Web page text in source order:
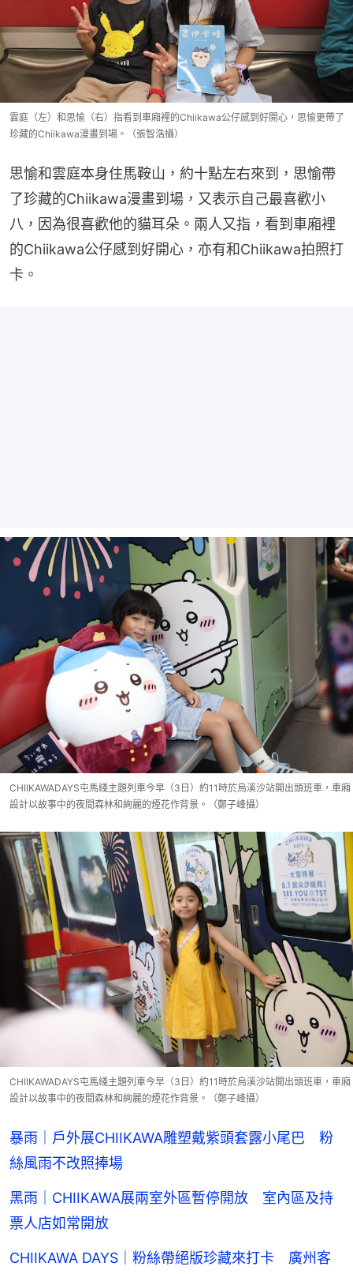
雲庭（左）和思愉（右）指看到車廂裡的Chiikawa公仔感到好開心，思愉更帶了
珍藏的Chiikawa漫畫到場。（張智浩攝）
思愉和雲庭本身住馬鞍山，約十點左右來到，思愉帶
了珍藏的Chiikawa漫畫到場，又表示自己最喜歡小
八，因為很喜歡他的貓耳朵。兩人又指，看到車廂裡
的Chiikawa公仔感到好開心，亦有和Chiikawa拍照打
卡。
CHIIKAWADAYS屯馬綫主題列車今早（3日）約11時於烏溪沙站開出頭班車，車廂
設計以故事中的夜間森林和絢麗的煙花作背景。（鄭子峰攝）
CHIIKAWADAYS屯馬綫主題列車今早（3日）約11時於烏溪沙站開出頭班車，車廂
設計以故事中的夜間森林和絢麗的煙花作背景。（鄭子峰攝）
暴雨｜戶外展CHIIKAWA雕塑戴紫頭套露小尾巴 粉
絲風雨不改照捧場
黑雨｜CHIIKAWA展兩室外區暫停開放 室內區及持
票人店如常開放
CHIIKAWA DAYS｜粉絲帶絕版珍藏來打卡 廣州客